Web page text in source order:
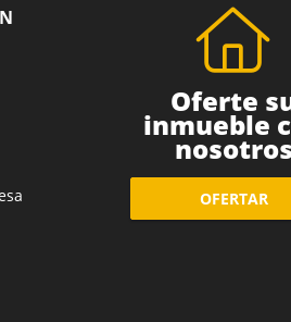
Oferte
inmueble
nosotros
OFERTAR